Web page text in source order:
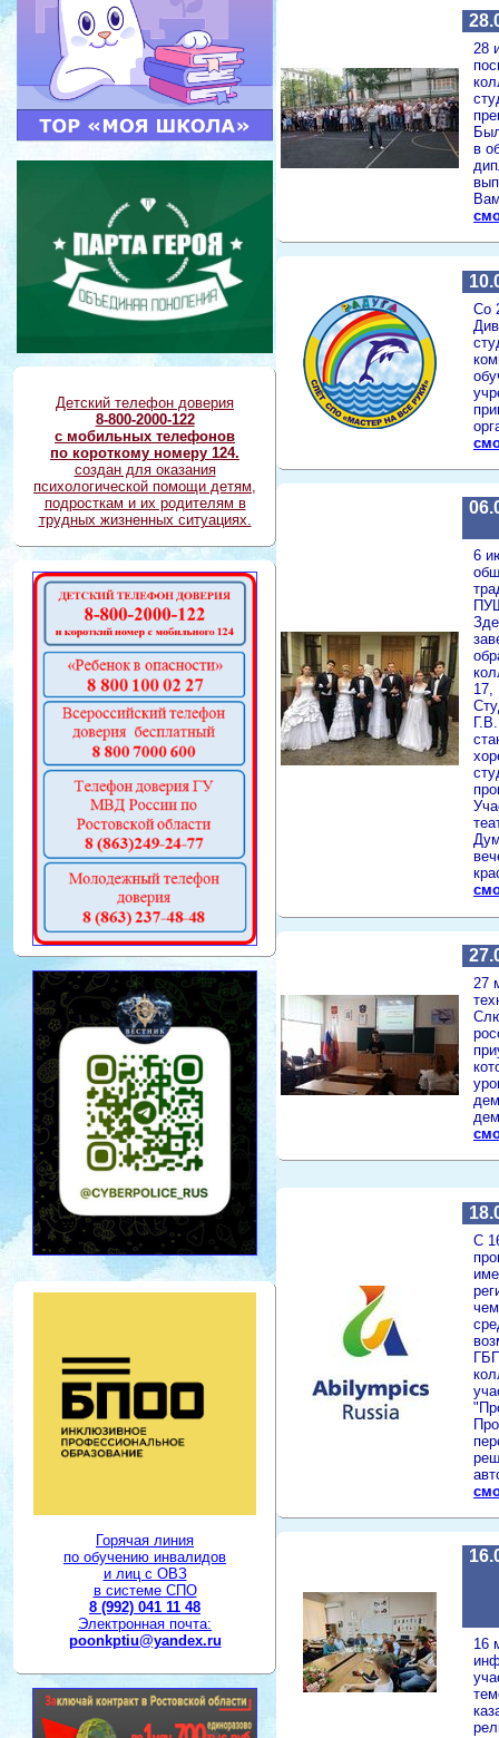
Детский телефон доверия
8-800-2000-122
с мобильных телефонов
по короткому номеру 124.
создан для оказания
психологической помощи детям,
подросткам и их родителям в
трудных жизненных ситуациях.
Горячая линия
по обучению инвалидов
и лиц с ОВЗ
в системе СПО
8 (992) 041 11 48
Электронная почта:
poonkptiu@yandex.ru
28
в
Со
6
17,
27
С
16